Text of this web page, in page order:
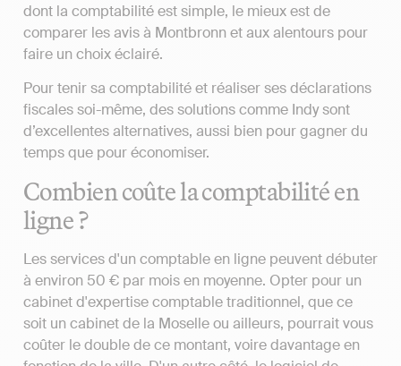
dont la comptabilité est simple, le mieux est de
comparer les avis à Montbronn et aux alentours pour
faire un choix éclairé.
Pour tenir sa comptabilité et réaliser ses déclarations
fiscales soi-même, des solutions comme Indy sont
d’excellentes alternatives, aussi bien pour gagner du
temps que pour économiser.
Combien coûte la comptabilité en
ligne ?
Les services d'un comptable en ligne peuvent débuter
à environ 50 € par mois en moyenne. Opter pour un
cabinet d'expertise comptable traditionnel, que ce
soit un cabinet de la Moselle ou ailleurs, pourrait vous
coûter le double de ce montant, voire davantage en